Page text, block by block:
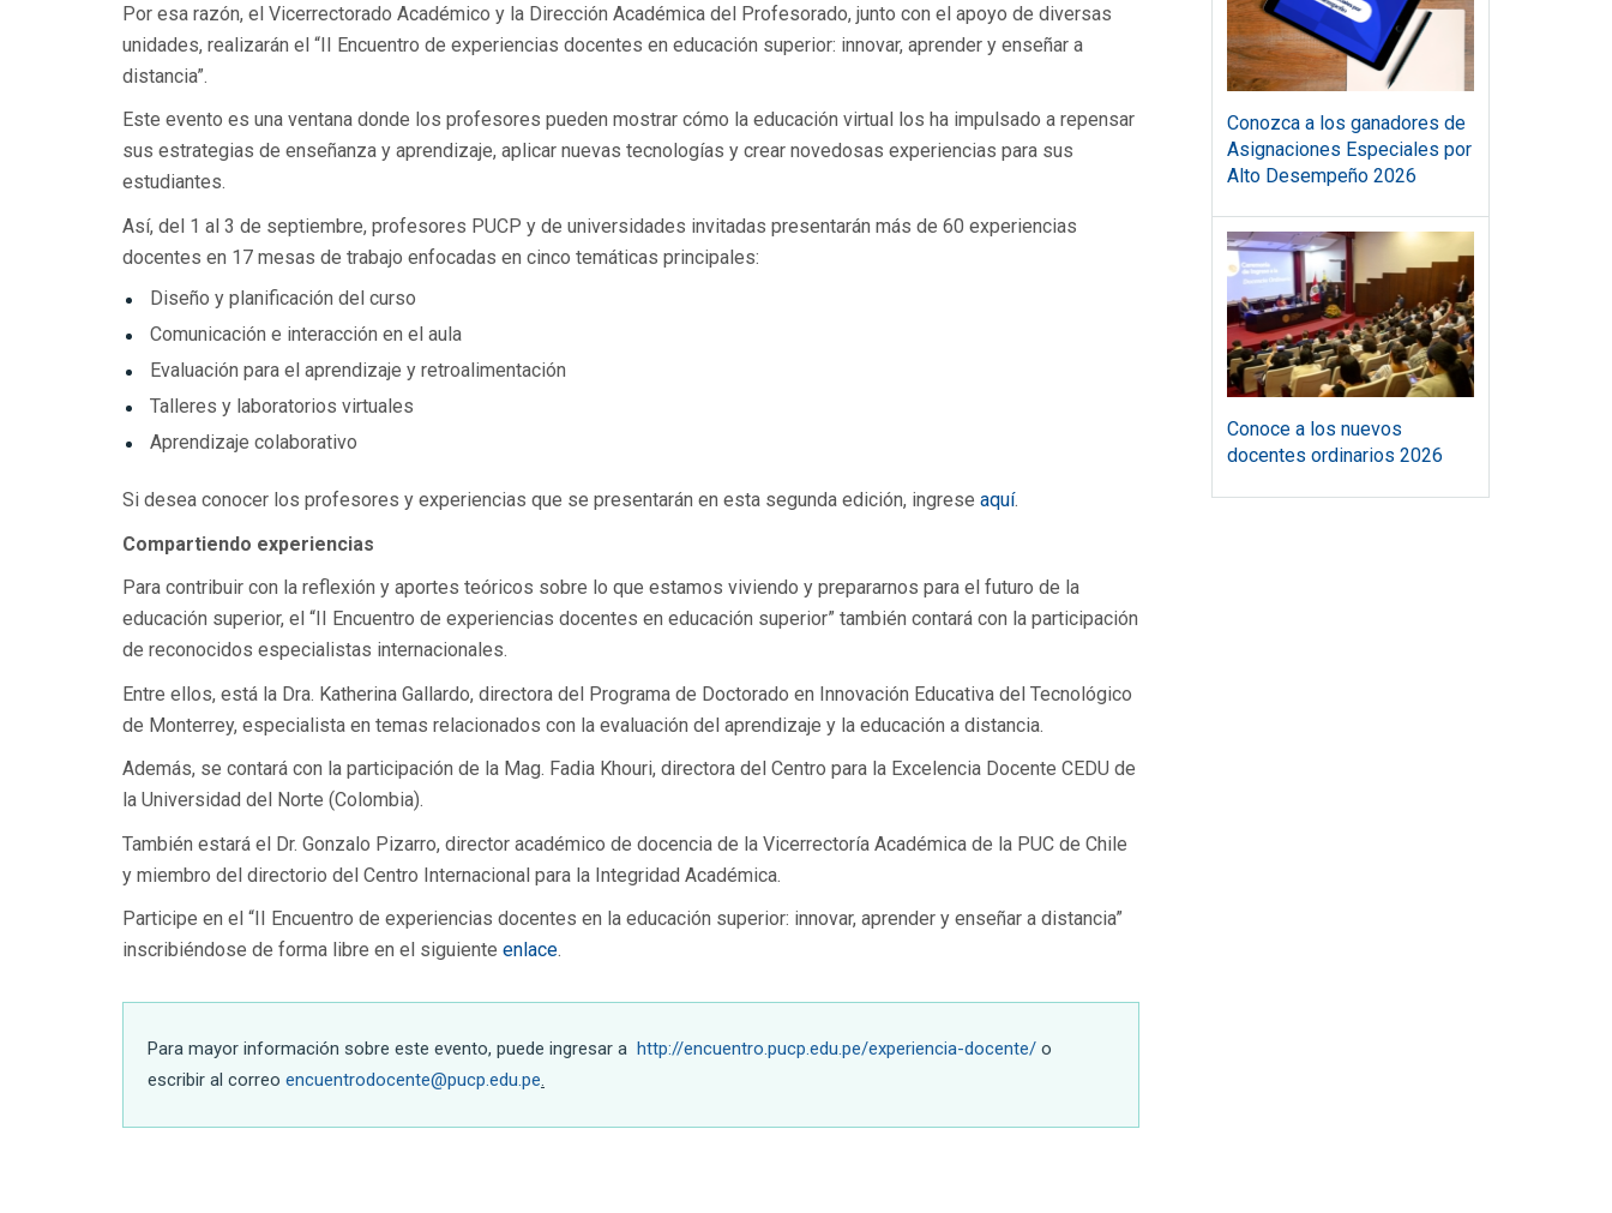
Por esa razón, el Vicerrectorado Académico y la Dirección Académica del Profesorado, junto con el apoyo de diversas
unidades, realizarán el “II Encuentro de experiencias docentes en educación superior: innovar, aprender y enseñar a
distancia”.
Este evento es una ventana donde los profesores pueden mostrar cómo la educación virtual los ha impulsado a repensar
sus estrategias de enseñanza y aprendizaje, aplicar nuevas tecnologías y crear novedosas experiencias para sus
estudiantes.
Así, del 1 al 3 de septiembre, profesores PUCP y de universidades invitadas presentarán más de 60 experiencias
docentes en 17 mesas de trabajo enfocadas en cinco temáticas principales:
Diseño y planificación del curso
Comunicación e interacción en el aula
Evaluación para el aprendizaje y retroalimentación
Talleres y laboratorios virtuales
Aprendizaje colaborativo
Si desea conocer los profesores y experiencias que se presentarán en esta segunda edición, ingrese aquí.
Compartiendo experiencias
Para contribuir con la reflexión y aportes teóricos sobre lo que estamos viviendo y prepararnos para el futuro de la
educación superior, el “II Encuentro de experiencias docentes en educación superior” también contará con la participación
de reconocidos especialistas internacionales.
Entre ellos, está la Dra. Katherina Gallardo, directora del Programa de Doctorado en Innovación Educativa del Tecnológico
de Monterrey, especialista en temas relacionados con la evaluación del aprendizaje y la educación a distancia.
Además, se contará con la participación de la Mag. Fadia Khouri, directora del Centro para la Excelencia Docente CEDU de
la Universidad del Norte (Colombia).
También estará el Dr. Gonzalo Pizarro, director académico de docencia de la Vicerrectoría Académica de la PUC de Chile
y miembro del directorio del Centro Internacional para la Integridad Académica.
Participe en el “II Encuentro de experiencias docentes en la educación superior: innovar, aprender y enseñar a distancia”
inscribiéndose de forma libre en el siguiente enlace.
Para mayor información sobre este evento, puede ingresar a http://encuentro.pucp.edu.pe/experiencia-docente/ o
escribir al correo encuentrodocente@pucp.edu.pe.
Conozca a los ganadores de
Asignaciones Especiales por
Alto Desempeño 2026
Conoce a los nuevos
docentes ordinarios 2026